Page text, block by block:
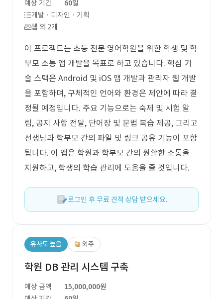
예상 기간
60일
개발 · 디자인 · 기획
웹 외 2개
이 프로젝트는 초등 전문 영어학원을 위한 학생 및 학
부모 소통 앱 개발을 목표로 하고 있습니다. 핵심 기
술 스택은 Android 및 iOS 앱 개발과 관리자 웹 개발
을 포함하며, 구체적인 언어와 환경은 제안에 따라 결
정될 예정입니다. 주요 기능으로는 숙제 및 시험 알
림, 공지 사항 전달, 단어장 및 문법 복습 제공, 그리고
선생님과 학부모 간의 파일 및 링크 공유 기능이 포함
됩니다. 이 앱은 학원과 학부모 간의 원활한 소통을
지원하고, 학생의 학습 관리에 도움을 줄 것입니다.
로그인 후 무료 견적 상담 받으세요.
유사도 높음 외주
학원 DB 관리 시스템 구축
예상 금액
15,000,000원